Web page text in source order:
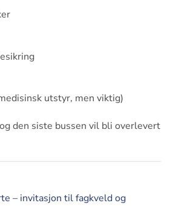
utstyr, men viktig)
den siste bussen vil bli overlevert
– invitasjon til fagkveld og